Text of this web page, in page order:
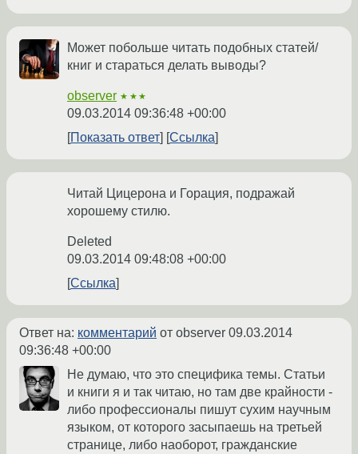
Может побольше читать подобных статей/
книг и стараться делать выводы?
observer ★★★
09.03.2014 09:36:48 +00:00
Показать ответ
Ссылка
Читай Цицерона и Горация, подражай
хорошему стилю.
Deleted
09.03.2014 09:48:08 +00:00
Ссылка
Ответ на: комментарий от observer 09.03.2014
09:36:48 +00:00
Не думаю, что это специфика темы. Статьи
и книги я и так читаю, но там две крайности -
либо профессионалы пишут сухим научным
языком, от которого засыпаешь на третьей
странице, либо наоборот, гражданские